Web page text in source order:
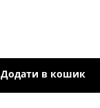
Додати в кошик